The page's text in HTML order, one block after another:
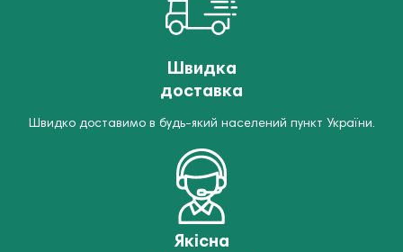
Швидка
доставка
Швидко доставимо в будь-який населений пункт України.
Якісна